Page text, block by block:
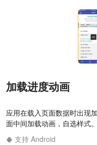
加载进度动画
应用在载入页面数据时出现
面中间加载动画，自选样式。
支持 Android